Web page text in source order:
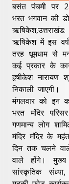
बसंत पंचमी पर
भरत भगवान की
ऋषिकेश,उत्तराखंड:
ऋषिकेश में इस
तरह धूमधाम से
कई प्रकार के
हृषीकेश नारायण
निकाली जाएगी।
मंगलवार को इन
भरत मंदिर
गणमान्य लोग
मंदिर मंदिर के
दिन तक चलने
वाले होंगे।
सांस्कृतिक संध्या,